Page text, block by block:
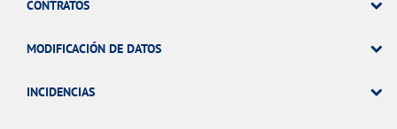
CONTRATOS
MODIFICACIÓN DE DATOS
INCIDENCIAS